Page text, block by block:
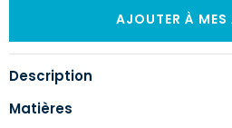
Description
Matières